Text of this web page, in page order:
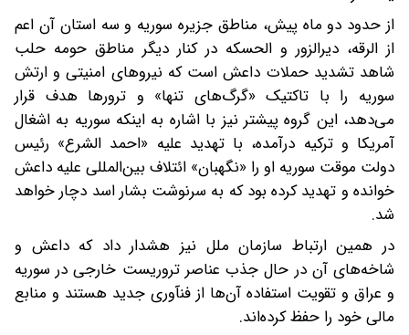
از حدود دو ماه پیش، مناطق جزیره سوریه و سه استان آن اعم
از الرقه، دیرالزور و الحسکه در کنار دیگر مناطق حومه حلب
شاهد تشدید حملات داعش است که نیروهای امنیتی و ارتش
سوریه را با تاکتیک «گرگ‌های تنها» و ترورها هدف قرار
می‌دهد، این گروه پیشتر نیز با اشاره به اینکه سوریه به اشغال
آمریکا و ترکیه درآمده، با تهدید علیه «احمد الشرع» رئیس
دولت موقت سوریه او را «نگهبان» ائتلاف بین‌المللی علیه داعش
خوانده و تهدید کرده بود که به سرنوشت بشار اسد دچار خواهد
شد.
در همین ارتباط سازمان ملل نیز هشدار داد که داعش و
شاخه‌های آن در حال جذب عناصر تروریست خارجی در سوریه
و عراق و تقویت استفاده آن‌ها از فنآوری جدید هستند و منابع
مالی خود را حفظ کرده‌اند.